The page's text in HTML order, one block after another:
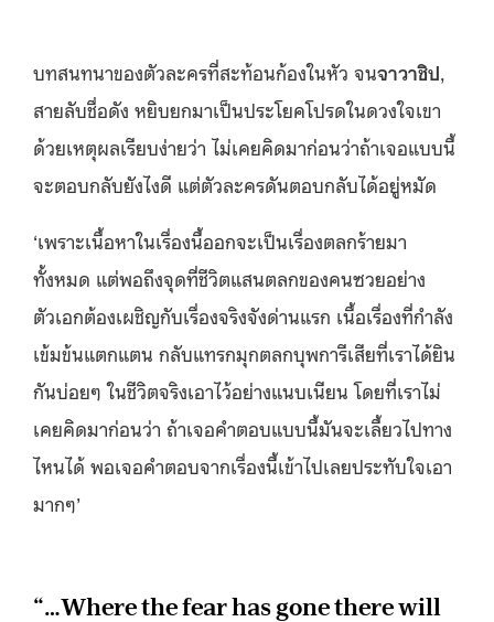
บทสนทนาของตัวละครที่สะท้อนก้องในหัว จนจาวาชิป
สายลับชื่อดัง หยิบยกมาเป็นประโยคโปรดในดวงใจเขา
ด้วยเหตุผลเรียบง่ายว่า ไม่เคยคิดมาก่อนว่าถ้าเจอแบบนี้
จะตอบกลับยังไงดี แต่ตัวละครดันตอบกลับได้อยู่หมัด
‘เพราะเนื้อหาในเรื่องนี้ออกจะเป็นเรื่องตลกร้ายมา
ทั้งหมด แต่พอถึงจุดที่ชีวิตแสนตลกของคนซวยอย่าง
ตัวเอกต้องเผชิญกับเรื่องจริงจังด่านแรก เนื้อเรื่องที่กำลัง
เข้มข้นแตกแตน กลับแทรกมุกตลกบุพการีเสียที่เราได้ยิน
กันบ่อยๆ ในชีวิตจริงเอาไว้อย่างแนบเนียน โดยที่เราไม่
เคยคิดมาก่อนว่า ถ้าเจอคำตอบแบบนี้มันจะเลี้ยวไปทาง
ไหนได้ พอเจอคำตอบจากเรื่องนี้เข้าไปเลยประทับใจเอา
มากๆ’
“…Where the fear has gone there will